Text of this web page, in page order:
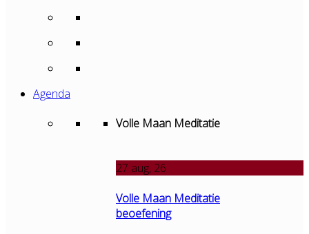
Agenda
Volle Maan Meditatie
27 aug, 26
Volle Maan Meditatie
beoefening